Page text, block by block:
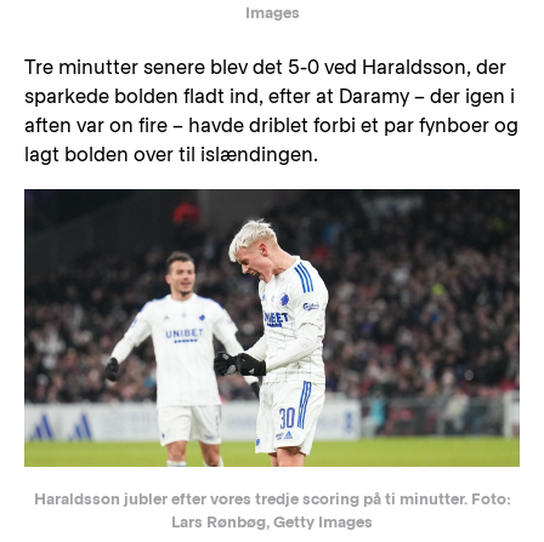
Images
Tre minutter senere blev det 5-0 ved Haraldsson, der
sparkede bolden fladt ind, efter at Daramy – der igen i
aften var on fire – havde driblet forbi et par fynboer og
lagt bolden over til islændingen.
Haraldsson jubler efter vores tredje scoring på ti minutter. Foto:
Lars Rønbøg, Getty Images